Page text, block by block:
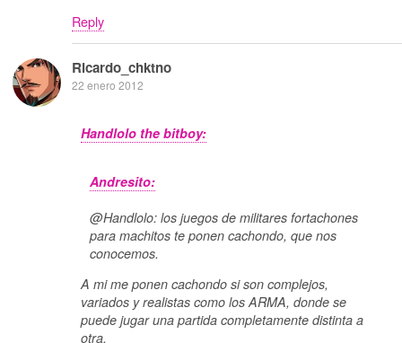
Reply
Ricardo_chktno
22 enero 2012
Handlolo the bitboy:
Andresito:
@Handlolo: los juegos de militares fortachones
para machitos te ponen cachondo, que nos
conocemos.
A mi me ponen cachondo si son complejos,
variados y realistas como los ARMA, donde se
puede jugar una partida completamente distinta a
otra.